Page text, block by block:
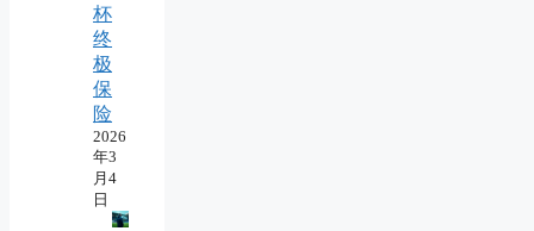
杯
终
极
保
险
2026
年3
月4
日